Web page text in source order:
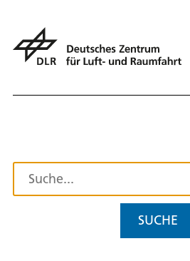
SUCHE